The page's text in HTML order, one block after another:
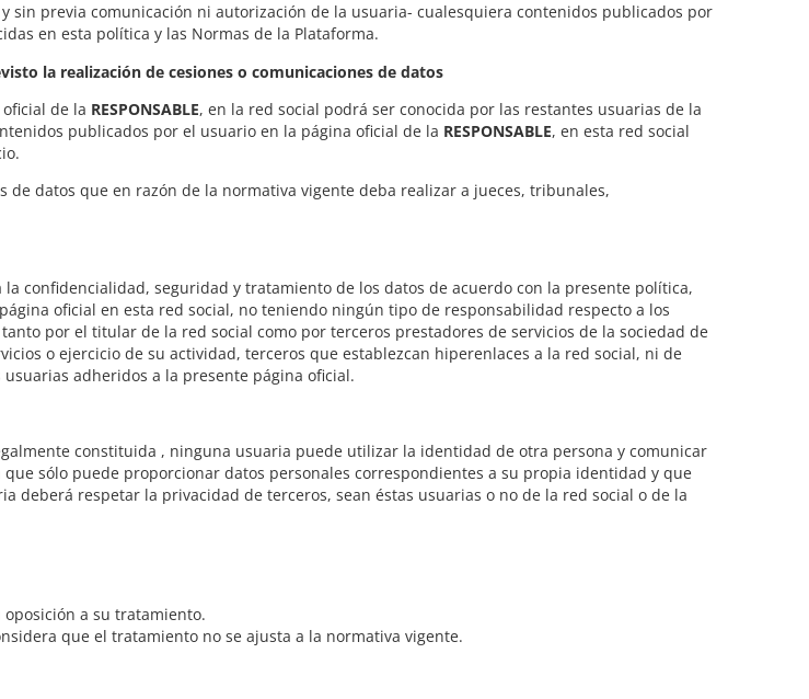
previa comunicación ni autorización de la usuaria- cualesquiera contenidos publicados por
en esta política y las Normas de la Plataforma.
la realización de cesiones o comunicaciones de datos
de la RESPONSABLE, en la red social podrá ser conocida por las restantes usuarias de la
publicados por el usuario en la página oficial de la RESPONSABLE, en esta red social
datos que en razón de la normativa vigente deba realizar a jueces, tribunales,
confidencialidad, seguridad y tratamiento de los datos de acuerdo con la presente política,
oficial en esta red social, no teniendo ningún tipo de responsabilidad respecto a los
por el titular de la red social como por terceros prestadores de servicios de la sociedad de
o ejercicio de su actividad, terceros que establezcan hiperenlaces a la red social, ni de
usuarias adheridos a la presente página oficial.
constituida , ninguna usuaria puede utilizar la identidad de otra persona y comunicar
sólo puede proporcionar datos personales correspondientes a su propia identidad y que
deberá respetar la privacidad de terceros, sean éstas usuarias o no de la red social o de la
a su tratamiento.
que el tratamiento no se ajusta a la normativa vigente.